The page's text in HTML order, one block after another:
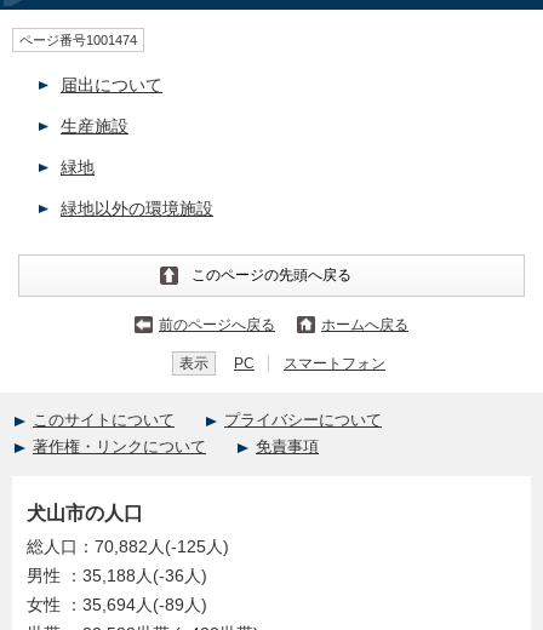
ページ番号1001474
届出について
生産施設
緑地
緑地以外の環境施設
このページの先頭へ戻る
前のページへ戻る ホームへ戻る
表示 PC スマートフォン
このサイトについて
プライバシーについて
著作権・リンクについて
免責事項
犬山市の人口
総人口：70,882人(-125人)
男性 ：35,188人(-36人)
女性 ：35,694人(-89人)